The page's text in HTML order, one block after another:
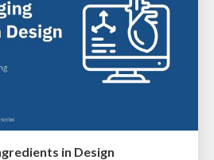
in Design